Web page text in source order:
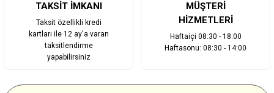
TAKSİT İMKANI
Taksit özellikli kredi
kartları ile 12 ay'a varan
taksitlendirme
yapabilirsiniz
MÜŞTERİ
HİZMETLERİ
Haftaiçi 08:30 - 18:00
Haftasonu: 08:30 - 14:00